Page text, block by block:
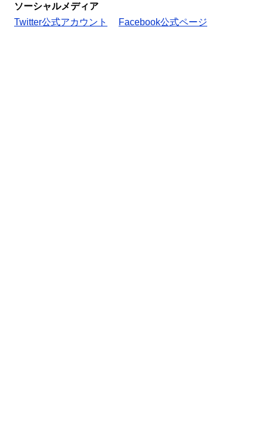
ソーシャルメディア
Twitter公式アカウント
Facebook公式ページ